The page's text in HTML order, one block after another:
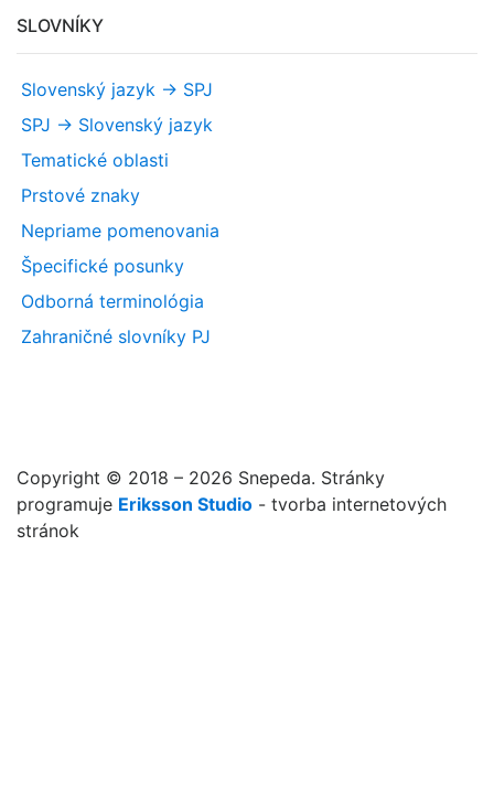
SLOVNÍKY
Slovenský jazyk -> SPJ
SPJ -> Slovenský jazyk
Tematické oblasti
Prstové znaky
Nepriame pomenovania
Špecifické posunky
Odborná terminológia
Zahraničné slovníky PJ
Copyright © 2018 – 2026 Snepeda. Stránky
programuje Eriksson Studio - tvorba internetových
stránok